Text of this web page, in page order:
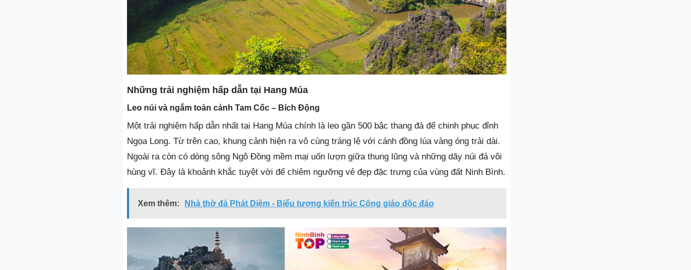
Những trải nghiệm hấp dẫn tại Hang Múa
Leo núi và ngắm toàn cảnh Tam Cốc – Bích Động
Một trải nghiệm hấp dẫn nhất tại Hang Múa chính là leo gần 500 bậc thang đá để chinh phục đỉnh
Ngọa Long. Từ trên cao, khung cảnh hiện ra vô cùng tráng lệ với cánh đồng lúa vàng óng trải dài.
Ngoài ra còn có dòng sông Ngô Đồng mềm mại uốn lượn giữa thung lũng và những dãy núi đá vôi
hùng vĩ. Đây là khoảnh khắc tuyệt vời để chiêm ngưỡng vẻ đẹp đặc trưng của vùng đất Ninh Bình.
Xem thêm: Nhà thờ đá Phát Diệm - Biểu tượng kiến trúc Công giáo độc đáo